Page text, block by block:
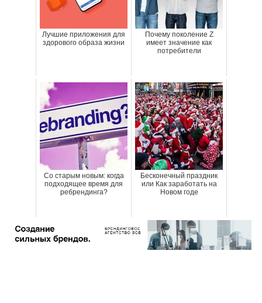
Лучшие приложения для
здорового образа жизни
Почему поколение Z
имеет значение как
потребители
Со старым новым: когда
подходящее время для
ребрендинга?
Бесконечный праздник
или Как заработать на
Новом годе